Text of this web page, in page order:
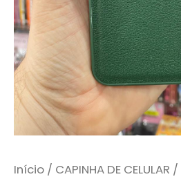
Início / CAPINHA DE CELULAR /